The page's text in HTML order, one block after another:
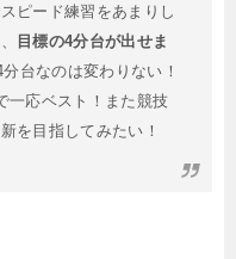
ピード練習をあまりし
目標の4分台が出せま
台なのは変わりない！
一応ベスト！また競技
を目指してみたい！